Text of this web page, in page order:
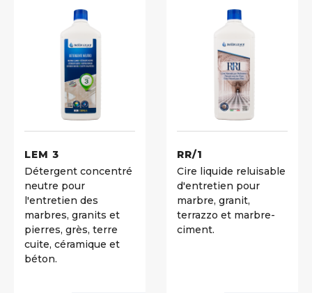
LEM 3
Détergent concentré
neutre pour
l'entretien des
marbres, granits et
pierres, grès, terre
cuite, céramique et
béton.
RR/1
Cire liquide reluisable
d'entretien pour
marbre, granit,
terrazzo et marbre-
ciment.